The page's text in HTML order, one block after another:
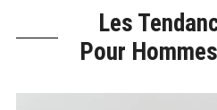
Les
Pour